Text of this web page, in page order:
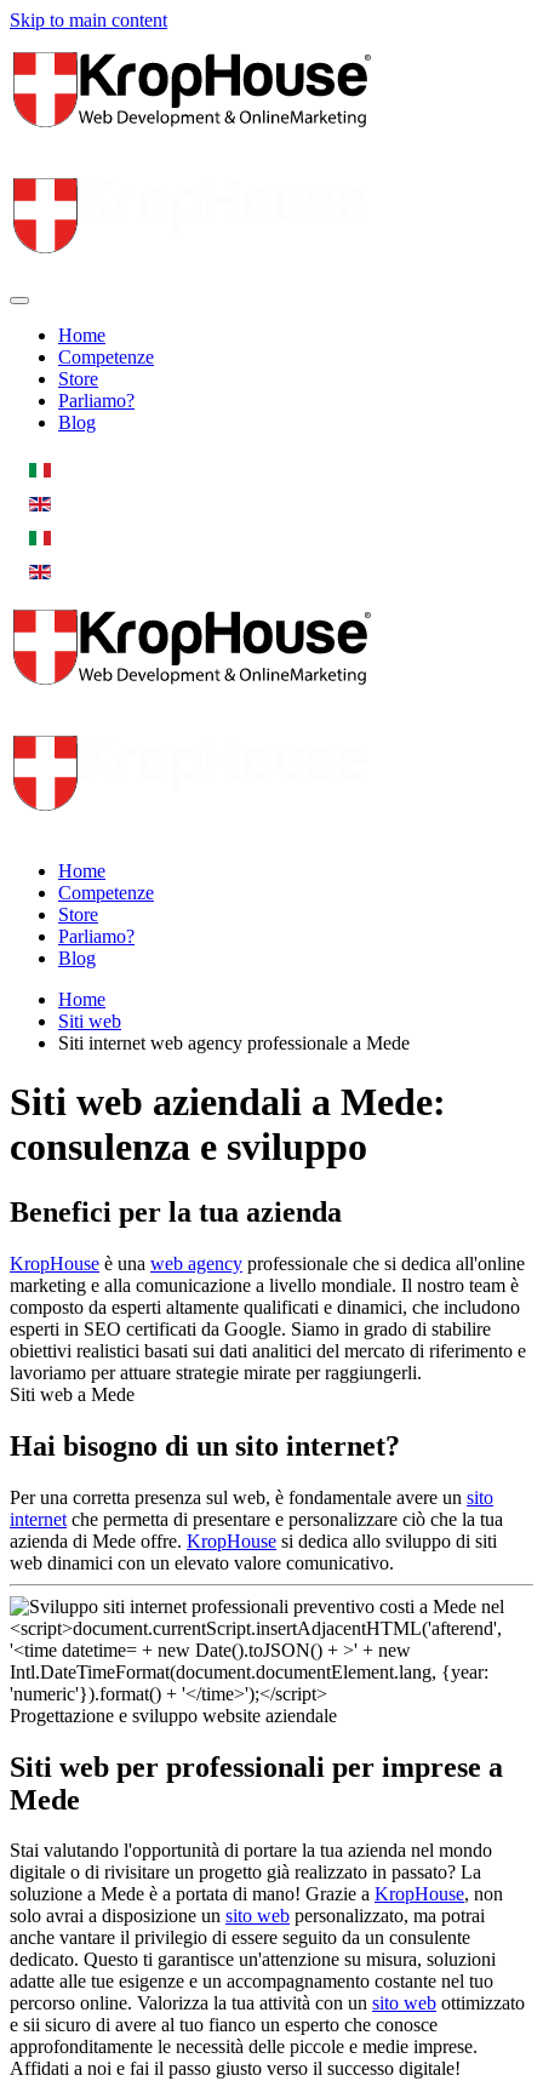
Skip to main content
Home
Competenze
Store
Parliamo?
Blog
Home
Competenze
Store
Parliamo?
Blog
Home
Siti web
Siti internet web agency professionale a Mede
Siti web aziendali a Mede:
consulenza e sviluppo
Benefici per la tua azienda
KropHouse è una web agency professionale che si dedica all'online
marketing e alla comunicazione a livello mondiale. Il nostro team è
composto da esperti altamente qualificati e dinamici, che includono
esperti in SEO certificati da Google. Siamo in grado di stabilire
obiettivi realistici basati sui dati analitici del mercato di riferimento e
lavoriamo per attuare strategie mirate per raggiungerli.
Siti web a Mede
Hai bisogno di un sito internet?
Per una corretta presenza sul web, è fondamentale avere un sito
internet che permetta di presentare e personalizzare ciò che la tua
azienda di Mede offre. KropHouse si dedica allo sviluppo di siti
web dinamici con un elevato valore comunicativo.
Progettazione e sviluppo website aziendale
Siti web per professionali per imprese a
Mede
Stai valutando l'opportunità di portare la tua azienda nel mondo
digitale o di rivisitare un progetto già realizzato in passato? La
soluzione a Mede è a portata di mano! Grazie a KropHouse, non
solo avrai a disposizione un sito web personalizzato, ma potrai
anche vantare il privilegio di essere seguito da un consulente
dedicato. Questo ti garantisce un'attenzione su misura, soluzioni
adatte alle tue esigenze e un accompagnamento costante nel tuo
percorso online. Valorizza la tua attività con un sito web ottimizzato
e sii sicuro di avere al tuo fianco un esperto che conosce
approfonditamente le necessità delle piccole e medie imprese.
Affidati a noi e fai il passo giusto verso il successo digitale!